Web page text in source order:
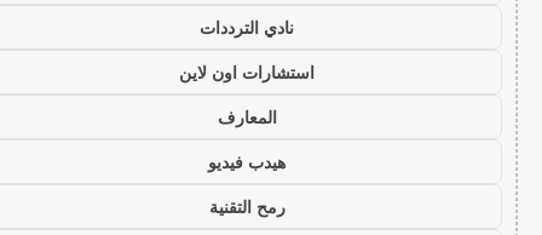
نادي الترددات
استشارات اون لاين
المعارف
هيدب فيديو
رمح التقنية